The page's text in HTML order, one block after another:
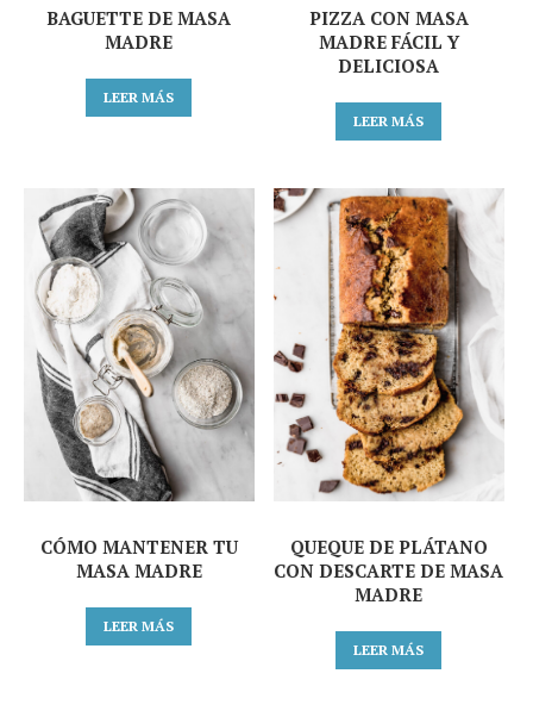
BAGUETTE DE MASA
MADRE
LEER MÁS
PIZZA CON MASA
MADRE FÁCIL Y
DELICIOSA
LEER MÁS
CÓMO MANTENER TU
MASA MADRE
LEER MÁS
QUEQUE DE PLÁTANO
CON DESCARTE DE MASA
MADRE
LEER MÁS